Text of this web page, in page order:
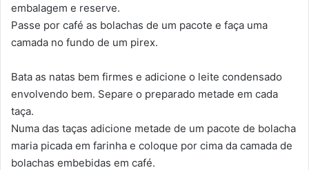
embalagem e reserve.
Passe por café as bolachas de um pacote e faça uma
camada no fundo de um pirex.
Bata as natas bem firmes e adicione o leite condensado
envolvendo bem. Separe o preparado metade em cada
taça.
Numa das taças adicione metade de um pacote de bolacha
maria picada em farinha e coloque por cima da camada de
bolachas embebidas em café.